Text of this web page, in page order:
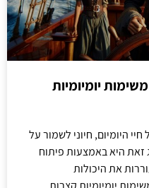
יומיומיות
היומיום, חיוני לשמור על
זאת היא באמצעות פיתוח
את היכולות